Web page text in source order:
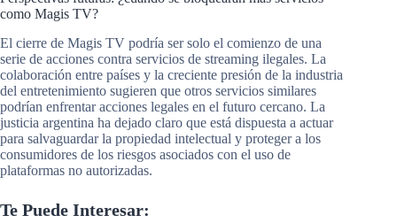
como Magis TV?
El cierre de Magis TV podría ser solo el comienzo de una
serie de acciones contra servicios de streaming ilegales. La
colaboración entre países y la creciente presión de la industria
del entretenimiento sugieren que otros servicios similares
podrían enfrentar acciones legales en el futuro cercano. La
justicia argentina ha dejado claro que está dispuesta a actuar
para salvaguardar la propiedad intelectual y proteger a los
consumidores de los riesgos asociados con el uso de
plataformas no autorizadas.
Te Puede Interesar: